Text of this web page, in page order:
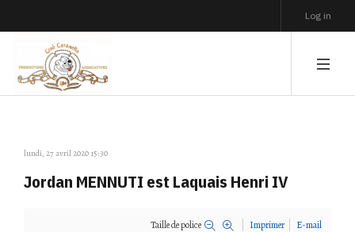
Log in
lundi, 27 avril 2020 15:30
Jordan MENNUTI est Laquais Henri IV
Taille de police Imprimer E-mail